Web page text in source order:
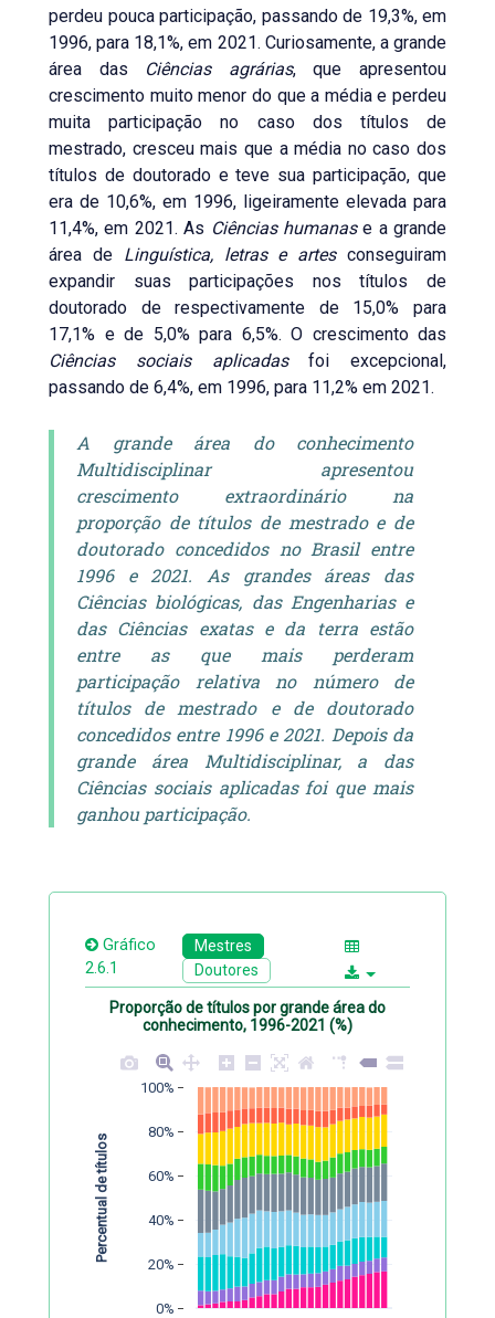
perdeu pouca participação, passando de 19,3%, em
1996, para 18,1%, em 2021. Curiosamente, a grande
área das Ciências agrárias, que apresentou
crescimento muito menor do que a média e perdeu
muita participação no caso dos títulos de
mestrado, cresceu mais que a média no caso dos
títulos de doutorado e teve sua participação, que
era de 10,6%, em 1996, ligeiramente elevada para
11,4%, em 2021. As Ciências humanase a grande
área de Linguística, letras e artesconseguiram
expandir suas participações nos títulos de
doutorado de respectivamente de 15,0% para
17,1% e de 5,0% para 6,5%. O crescimento das
Ciências sociais aplicadasfoi excepcional,
passando de 6,4%, em 1996, para 11,2% em 2021.
A grande área do conhecimento
Multidisciplinar apresentou
crescimento extraordinário na
proporção de títulos de mestrado e de
doutorado concedidos no Brasil entre
1996 e 2021. As grandes áreas das
Ciências biológicas, das Engenharias e
das Ciências exatas e da terra estão
entre as que mais perderam
participação relativa no número de
títulos de mestrado e de doutorado
concedidos entre 1996 e 2021. Depois da
grande área Multidisciplinar, a das
Ciências sociais aplicadas foi que mais
ganhou participação.
Gráfico
2.6.1
Mestres
Doutores
Proporção de títulos por grande área do
conhecimento, 1996-2021 (%)
0%
20%
40%
60%
80%
100%
Percentual de títulos